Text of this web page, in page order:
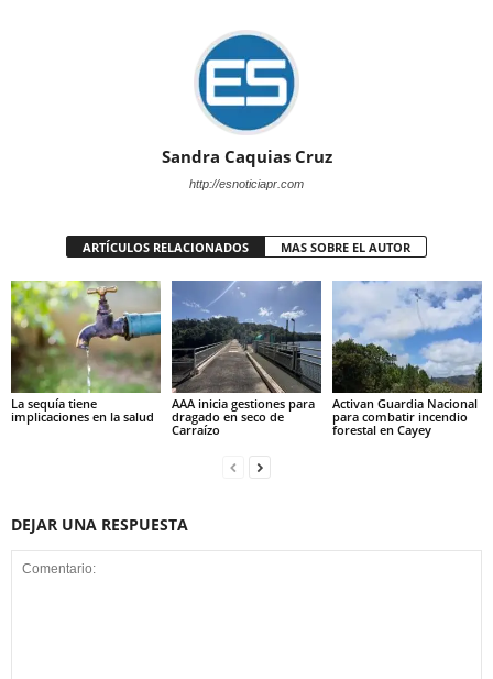
Sandra Caquias Cruz
http://esnoticiapr.com
ARTÍCULOS RELACIONADOS MAS SOBRE EL AUTOR
La sequía tiene
implicaciones en la salud
AAA inicia gestiones para
dragado en seco de
Carraízo
Activan Guardia Nacional
para combatir incendio
forestal en Cayey
DEJAR UNA RESPUESTA